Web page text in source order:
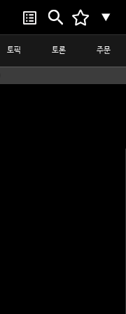
▼
토픽 토론 주문